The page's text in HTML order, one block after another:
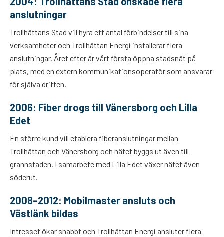
anslutningar
Trollhättans Stad vill hyra ett antal förbindelser till sina
verksamheter och Trollhättan Energi installerar flera
anslutningar. Året efter är vårt första öppna stadsnät på
plats, med en extern kommunikationsoperatör som ansvarar
för själva driften.
2006: Fiber drogs till Vänersborg och Lilla
Edet
En större kund vill etablera fiberanslutningar mellan
Trollhättan och Vänersborg och nätet byggs ut även till
grannstaden. I samarbete med Lilla Edet växer nätet även
söderut.
2008–2012: Mobilmaster ansluts och
Västlänk bildas
Intresset ökar snabbt och Trollhättan Energi ansluter flera